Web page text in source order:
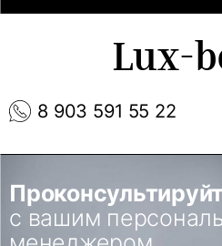
8 903 591 55 22
Lux-
с вашим